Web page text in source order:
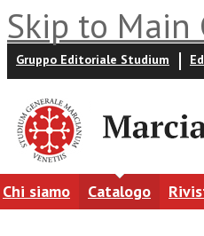
Skip to Main
Gruppo Editoriale Studium
Chi siamo Catalogo